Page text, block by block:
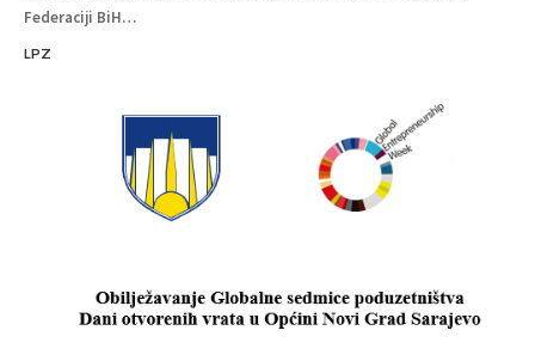
Federaciji BiH…
LPZ